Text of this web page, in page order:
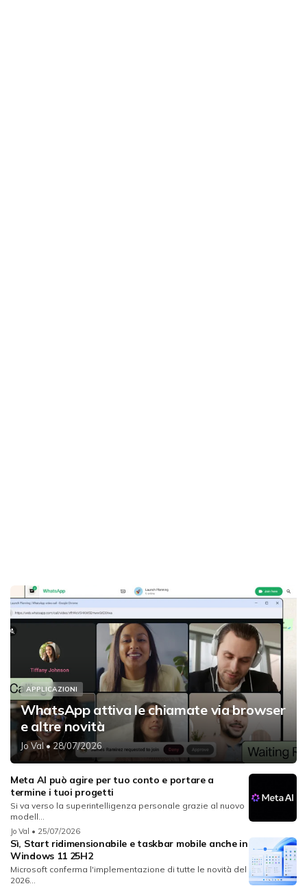
APPLICAZIONI
WhatsApp attiva le chiamate via browser
e altre novità
Jo Val• 28/07/2026
Meta AI può agire per tuo conto e portare a
termine i tuoi progetti
Si va verso la superintelligenza personale grazie al nuovo
modell...
Jo Val • 25/07/2026
Sì, Start ridimensionabile e taskbar mobile anche in
Windows 11 25H2
Microsoft conferma l'implementazione di tutte le novità del
2026...